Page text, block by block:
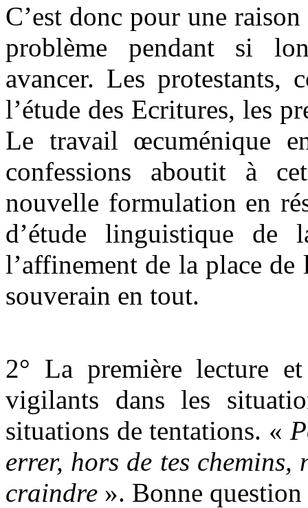
C’est donc pour une
problème pendant si
avancer. Les protestants,
l’étude des Ecritures, les
Le travail œcuménique
confessions aboutit à
nouvelle formulation en
d’étude linguistique
l’affinement de la place
souverain en tout.
2° La première lecture
vigilants dans les
situations de tentations. «
errer, hors de tes
craindre ». Bonne